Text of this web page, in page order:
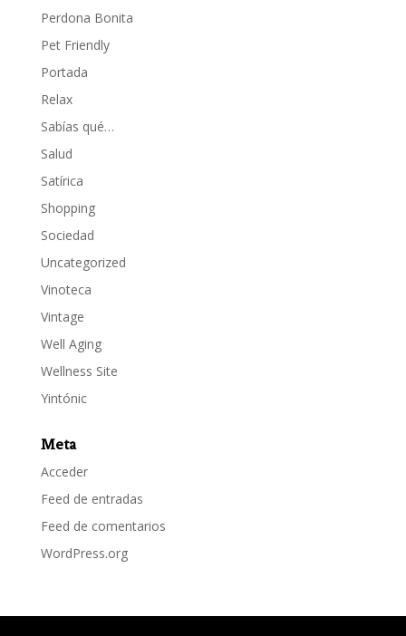
Perdona Bonita
Pet Friendly
Portada
Relax
Sabías qué…
Salud
Satírica
Shopping
Sociedad
Uncategorized
Vinoteca
Vintage
Well Aging
Wellness Site
Yintónic
Meta
Acceder
Feed de entradas
Feed de comentarios
WordPress.org